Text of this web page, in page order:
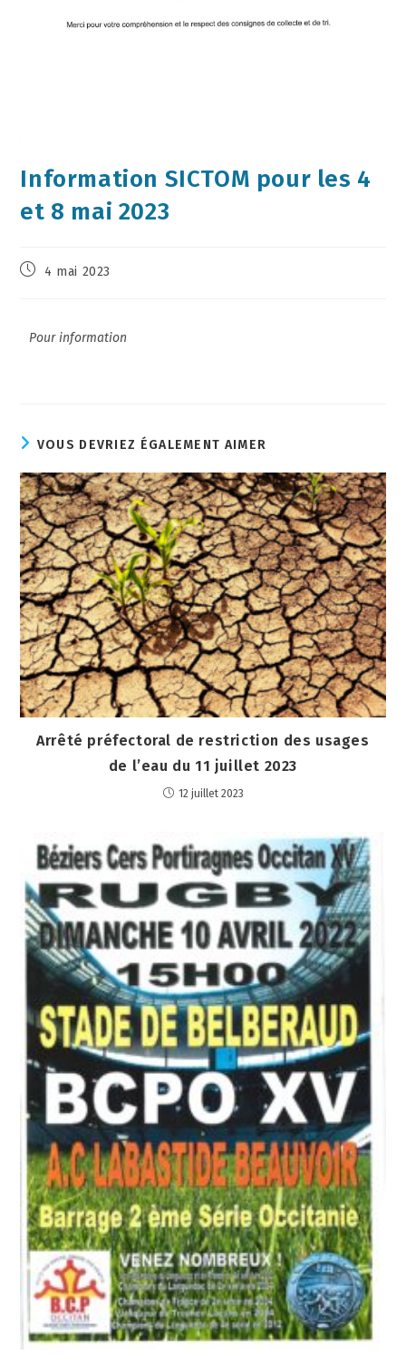
Information SICTOM pour les 4
et 8 mai 2023
4 mai 2023
Pour information
VOUS DEVRIEZ ÉGALEMENT AIMER
Arrêté préfectoral de restriction des usages
de l’eau du 11 juillet 2023
12 juillet 2023